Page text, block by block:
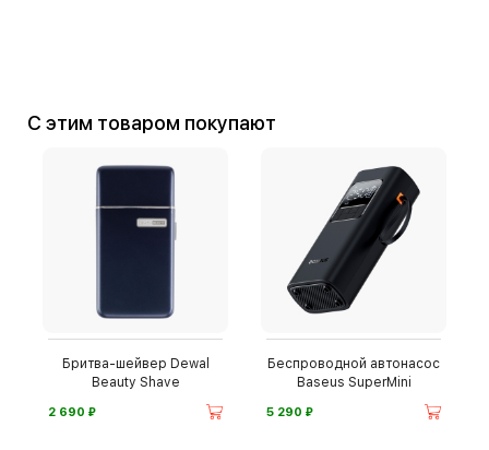
С этим товаром покупают
Бритва-шейвер Dewal
Beauty Shave
2 690 ⃏
Беспроводной автонасос
Baseus SuperMini
5 290 ⃏